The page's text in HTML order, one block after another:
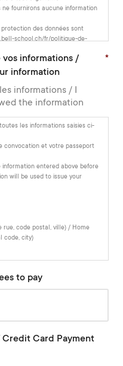
ne fournirons aucune information
des données sont
school.ch/fr/politique-de-
SA (Bell), you are
or personal information you
platforms, examination
agencies if requested by
details on to any other third party
Policy at https://www.bell-
informations /
information
*
informations / I
the information
les informations saisies ci-
convocation et votre passeport
entered above before
will be used to issue your
rue, code postal, ville) / Home
code, city)
to pay
Card Payment